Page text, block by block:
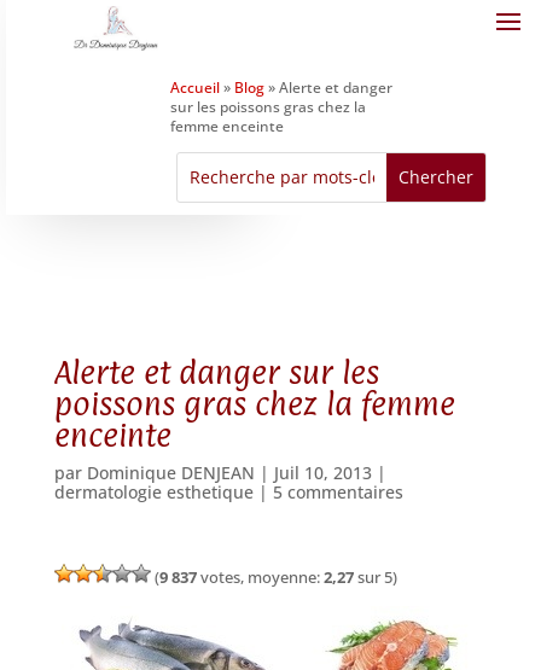
Accueil» Blog»Alerte et danger
sur les poissons gras chez la
femme enceinte
Alerte et danger sur les
poissons gras chez la femme
enceinte
par Dominique DENJEAN | Juil 10, 2013|
dermatologie esthetique| 5 commentaires
(9 837votes, moyenne:2,27sur 5)